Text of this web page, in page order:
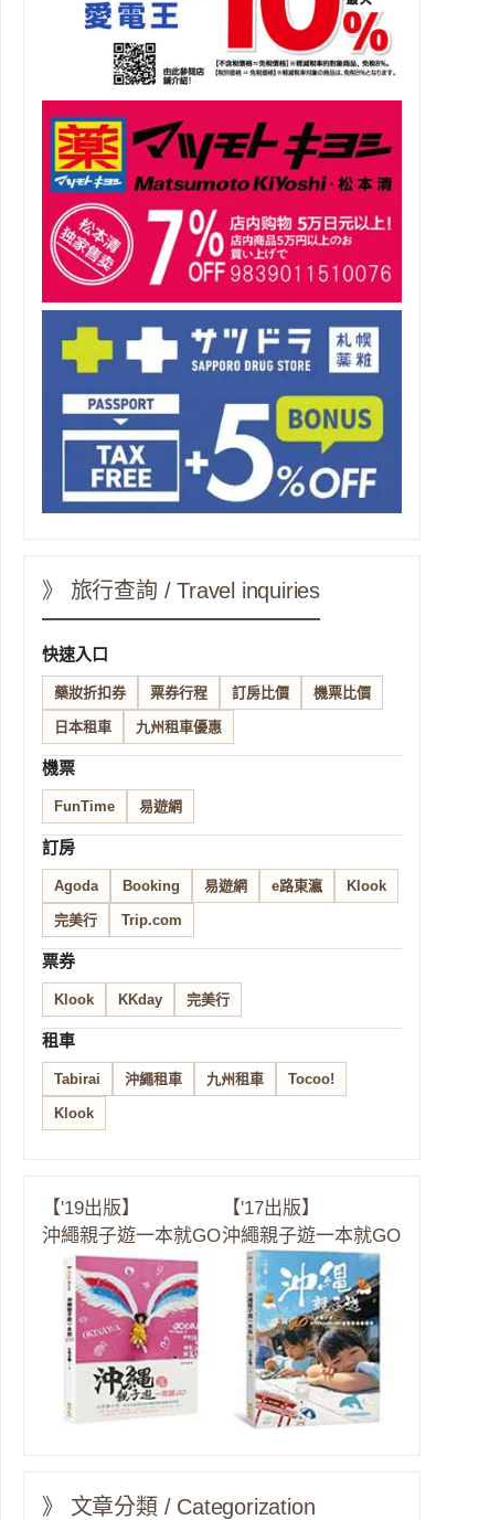
》 旅行查詢 / Travel inquiries
快速入口
藥妝折扣券 票券行程 訂房比價 機票比價
日本租車 九州租車優惠
機票
FunTime 易遊網
訂房
Agoda Booking 易遊網 e路東瀛 Klook
完美行 Trip.com
票券
Klook KKday 完美行
租車
Tabirai 沖繩租車 九州租車 Tocoo!
Klook
【'19出版】
沖繩親子遊一本就GO
【'17出版】
沖繩親子遊一本就GO
》 文章分類 / Categorization